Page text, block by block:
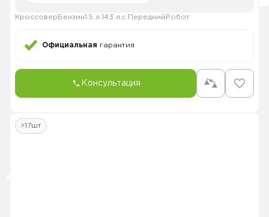
Кроссовер Бензин1.5 л. 143 л.с. Передний Робот
Официальная гарантия
Консультация
>17шт